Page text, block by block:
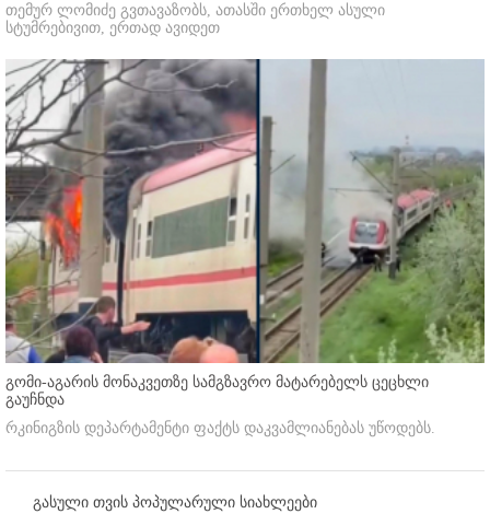
თემურ ლომიძე გვთავაზობს, ათასში ერთხელ ასული
სტუმრებივით, ერთად ავიდეთ
გომი-აგარის მონაკვეთზე სამგზავრო მატარებელს ცეცხლი
გაუჩნდა
რკინიგზის დეპარტამენტი ფაქტს დაკვამლიანებას უწოდებს.
გასული თვის პოპულარული სიახლეები